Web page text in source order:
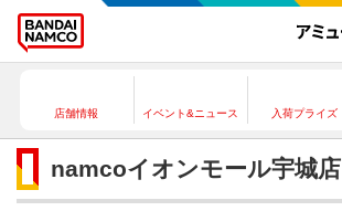
店舗情報 イベント&ニュース 入荷プライズ
namcoイオンモール宇城店